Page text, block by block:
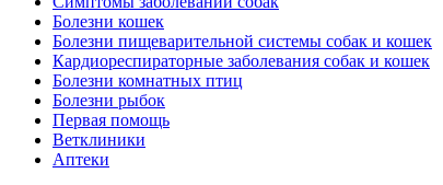
Болезни кошек
Болезни пищеварительной системы собак и кошек
Кардиореспираторные заболевания собак и кошек
Болезни комнатных птиц
Болезни рыбок
Первая помощь
Ветклиники
Аптеки